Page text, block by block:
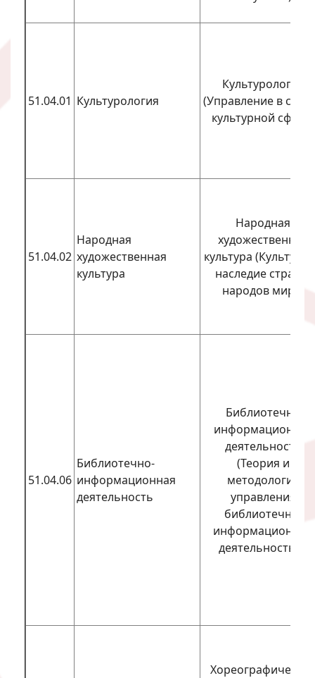
51.04.01 Культурология
Культурология
(Управление в
культурной сфере)
51.04.02
Народная
художественная
культура
Народная
художественная
культура
наследие стран и
народов мира)
51.04.06
Библиотечно-
информационная
деятельность
Библиотечно-
информационная
деятельность
(Теория и
методология
управления
библиотечно-
информационной
деятельностью)
Хореографическое